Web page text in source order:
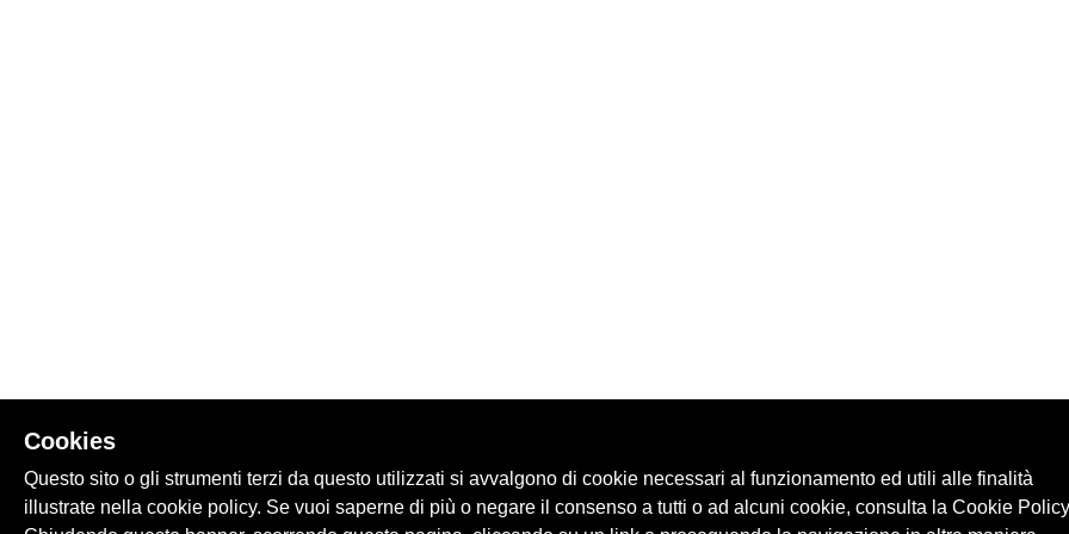
Cookies
Questo sito o gli strumenti terzi da questo utilizzati si avvalgono di cookie necessari al funzionamento ed utili alle finalità
illustrate nella cookie policy. Se vuoi saperne di più o negare il consenso a tutti o ad alcuni cookie, consulta la Cookie